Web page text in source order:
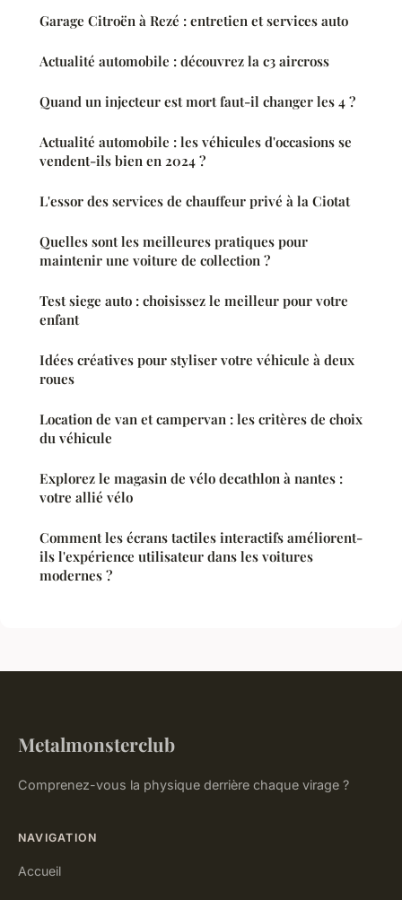
Garage Citroën à Rezé : entretien et services auto
Actualité automobile : découvrez la c3 aircross
Quand un injecteur est mort faut-il changer les 4 ?
Actualité automobile : les véhicules d'occasions se
vendent-ils bien en 2024 ?
L'essor des services de chauffeur privé à la Ciotat
Quelles sont les meilleures pratiques pour
maintenir une voiture de collection ?
Test siege auto : choisissez le meilleur pour votre
enfant
Idées créatives pour styliser votre véhicule à deux
roues
Location de van et campervan : les critères de choix
du véhicule
Explorez le magasin de vélo decathlon à nantes :
votre allié vélo
Comment les écrans tactiles interactifs améliorent-
ils l'expérience utilisateur dans les voitures
modernes ?
Metalmonsterclub
Comprenez-vous la physique derrière chaque virage ?
NAVIGATION
Accueil